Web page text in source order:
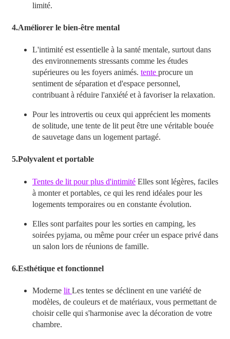
limité.
4.Améliorer le bien-être mental
L'intimité est essentielle à la santé mentale, surtout dans
des environnements stressants comme les études
supérieures ou les foyers animés. tente procure un
sentiment de séparation et d'espace personnel,
contribuant à réduire l'anxiété et à favoriser la relaxation.
Pour les introvertis ou ceux qui apprécient les moments
de solitude, une tente de lit peut être une véritable bouée
de sauvetage dans un logement partagé.
5.Polyvalent et portable
Tentes de lit pour plus d'intimitéElles sont légères, faciles
à monter et portables, ce qui les rend idéales pour les
logements temporaires ou en constante évolution.
Elles sont parfaites pour les sorties en camping, les
soirées pyjama, ou même pour créer un espace privé dans
un salon lors de réunions de famille.
6.Esthétique et fonctionnel
Moderne lit Les tentes se déclinent en une variété de
modèles, de couleurs et de matériaux, vous permettant de
choisir celle qui s'harmonise avec la décoration de votre
chambre.